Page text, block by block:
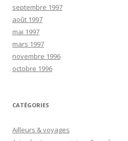
septembre 1997
août 1997
mai 1997
mars 1997
novembre 1996
octobre 1996
CATÉGORIES
Ailleurs & voyages